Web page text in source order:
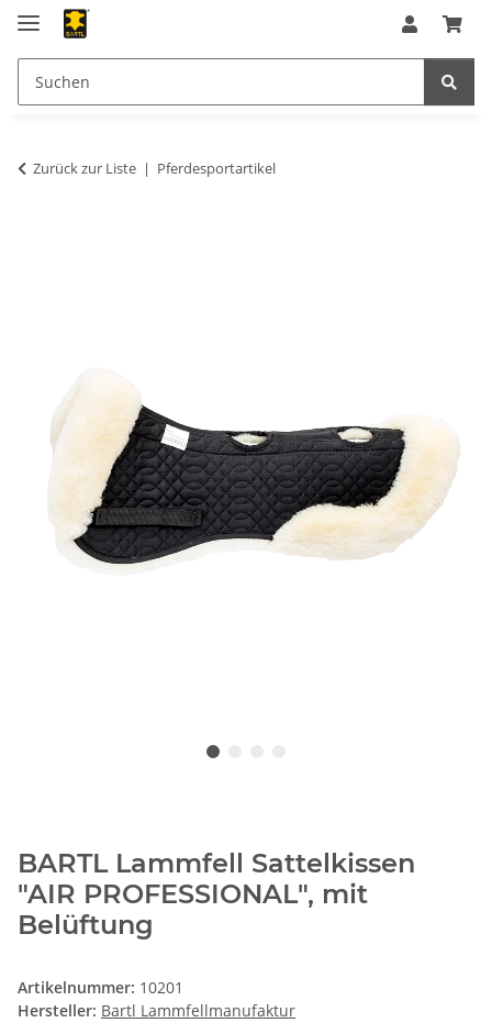
Zurück zur Liste Pferdesportartikel
BARTL Lammfell Sattelkissen
"AIR PROFESSIONAL", mit
Belüftung
Artikelnummer: 10201
Hersteller: Bartl Lammfellmanufaktur